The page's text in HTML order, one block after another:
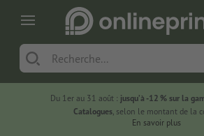
Du 1er au 31 août : jusqu’à -12 % sur la
Catalogues, selon le montant de la
En savoir plus